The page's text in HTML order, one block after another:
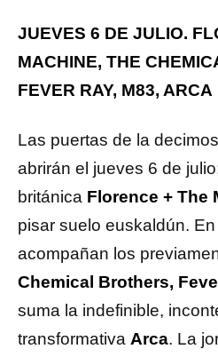
JUEVES 6 DE JULIO.
MACHINE, THE
FEVER RAY, M83, ARCA
Las puertas de la
abrirán el jueves 6 de
británica Florence + The
pisar suelo euskaldún.
acompañan los
Chemical Brothers,
suma la indefinible,
transformativa Arca. La